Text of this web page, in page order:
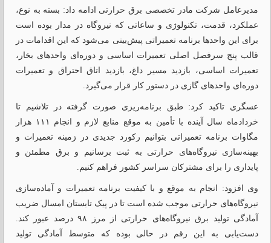
مدیرعامل شرکت مادر تخصصی برق حرارتی ادامه داد: بسته به نوع،
عملکرد، قدمت، تکنولوژی و ساعاتی که نیروگاه در مدار بوده است
برای این واحدها برنامه تعمیراتی پیش‌بینی می‌شود که این اقدامات در
قالب پنج سرفصل اصلی تعمیرات اساسی و دوره‌ای واحدهای بخار،
تعمیرات اساسی، بازدید مسیر داغ، بازدید اتاق احتراق و تعمیرات
دوره‌ای واحدهای گازی در دستور کار قرار می‌گیرد.
عسگری تاکید کرد: طبق برنامه‌ریزی صورت گرفته در تلاشیم تا
خردادماه سال آینده با تأمین به موقع منابع لازم و انجام ۱۱۱ هزار
مگاوات برنامه تعمیراتی بتوانیم رکورد جدیدی در زمینه تعمیرات و
بهینه‌سازی نیروگاه‌های حرارتی به ثبت برسانیم و برق مطمئن و
پایداری را برای مشترکان سراسر کشور فراهم کنیم.
وی افزود: انجام به موقع و با کیفیت برنامه تعمیرات و آماده‌سازی
نیروگاه‌های حرارتی موجب شده است تا در پیک تابستان امسال ضریب
آمادگی تولید برق نیروگاه‌های حرارتی از مرز ۹۸ درصد عبور کند.
دست‌یابی به این رقم در حالی بوده که متوسط آمادگی تولید